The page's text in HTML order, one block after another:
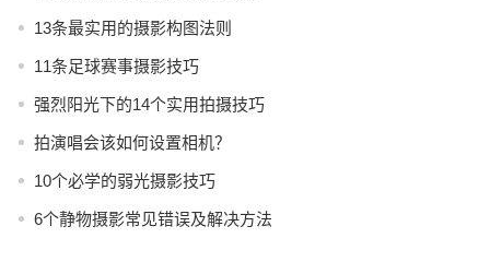
13条最实用的摄影构图法则
11条足球赛事摄影技巧
强烈阳光下的14个实用拍摄技巧
拍演唱会该如何设置相机？
10个必学的弱光摄影技巧
6个静物摄影常见错误及解决方法